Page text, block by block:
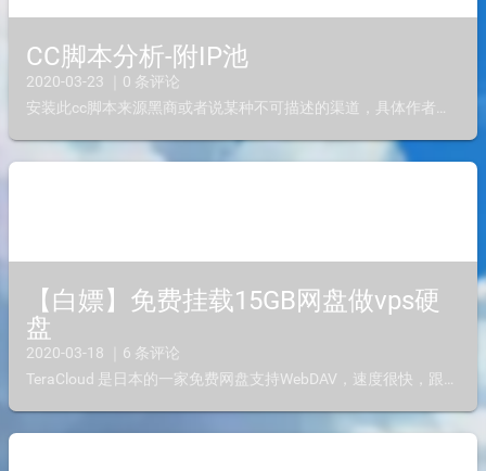
CC脚本分析-附IP池
2020-03-23 ｜0 条评论
【白嫖】免费挂载15GB网盘做vps硬
盘
2020-03-18 ｜6 条评论